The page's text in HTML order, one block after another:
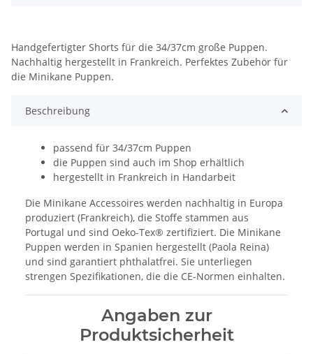
Handgefertigter Shorts für die 34/37cm große Puppen.
Nachhaltig hergestellt in Frankreich. Perfektes Zubehör für
die Minikane Puppen.
Beschreibung
passend für 34/37cm Puppen
die Puppen sind auch im Shop erhältlich
hergestellt in Frankreich in Handarbeit
Die Minikane Accessoires werden nachhaltig in Europa
produziert (Frankreich), die Stoffe stammen aus
Portugal und sind Oeko-Tex® zertifiziert. Die Minikane
Puppen werden in Spanien hergestellt (Paola Reina)
und sind garantiert phthalatfrei. Sie unterliegen
strengen Spezifikationen, die die CE-Normen einhalten.
Angaben zur
Produktsicherheit